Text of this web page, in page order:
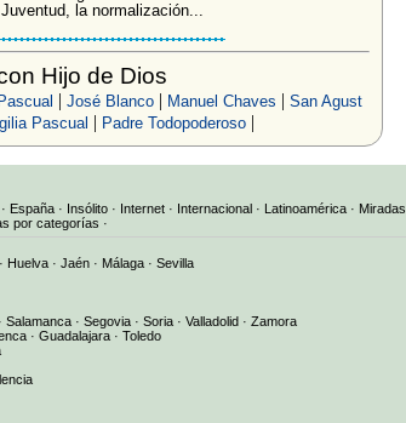
la normalización...
Hijo de Dios
| José Blanco| Manuel Chaves | San Agust
Pascual | Padre Todopoderoso|
· España · Insólito · Internet · Internacional · Latinoamérica · Miradas
por categorías ·
· Huelva · Jaén · Málaga · Sevilla
· Salamanca · Segovia · Soria · Valladolid · Zamora
· Guadalajara · Toledo